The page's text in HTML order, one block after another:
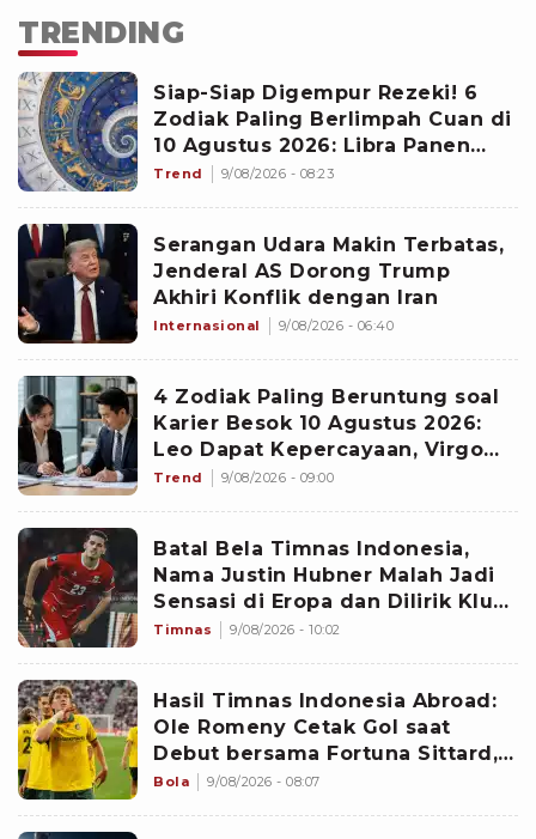
TRENDING
Siap-Siap Digempur Rezeki! 6
Zodiak Paling Berlimpah Cuan di
10 Agustus 2026: Libra Panen
Proyek Emas
Trend 9/08/2026 - 08:23
Serangan Udara Makin Terbatas,
Jenderal AS Dorong Trump
Akhiri Konflik dengan Iran
Internasional 9/08/2026 - 06:40
4 Zodiak Paling Beruntung soal
Karier Besok 10 Agustus 2026:
Leo Dapat Kepercayaan, Virgo
Makin Diperhitungkan
Trend 9/08/2026 - 09:00
Batal Bela Timnas Indonesia,
Nama Justin Hubner Malah Jadi
Sensasi di Eropa dan Dilirik Klub
Kasta Teratas
Timnas 9/08/2026 - 10:02
Hasil Timnas Indonesia Abroad:
Ole Romeny Cetak Gol saat
Debut bersama Fortuna Sittard,
Justin Hubner Main Penuh
Bola 9/08/2026 - 08:07